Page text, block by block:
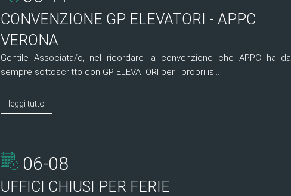
CONVENZIONE GP ELEVATORI - APPC
VERONA
Gentile Associata/o, nel ricordare la convenzione che APPC ha da
sempre sottoscritto con GP ELEVATORI per i propri is...
leggi tutto
06-08
UFFICI CHIUSI PER FERIE